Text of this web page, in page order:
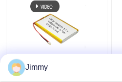
ওডিএম 3.7v 10000mah
LiPo ব্যাটারি 4.2V পাতলা
Jimmy